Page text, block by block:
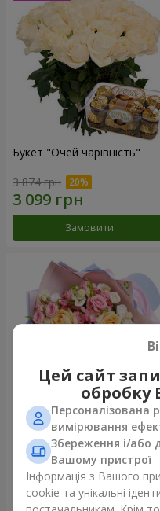
Букет "Очей чарівність"
3 874 грн
Замовити
Букет "Казка мого життя"
2 777 грн
Замовити
Цей сайт
Персоналізована
вимірювання
Збереження і/або
Вашому пристрої
Інформація з Вашого
cookie та унікальні